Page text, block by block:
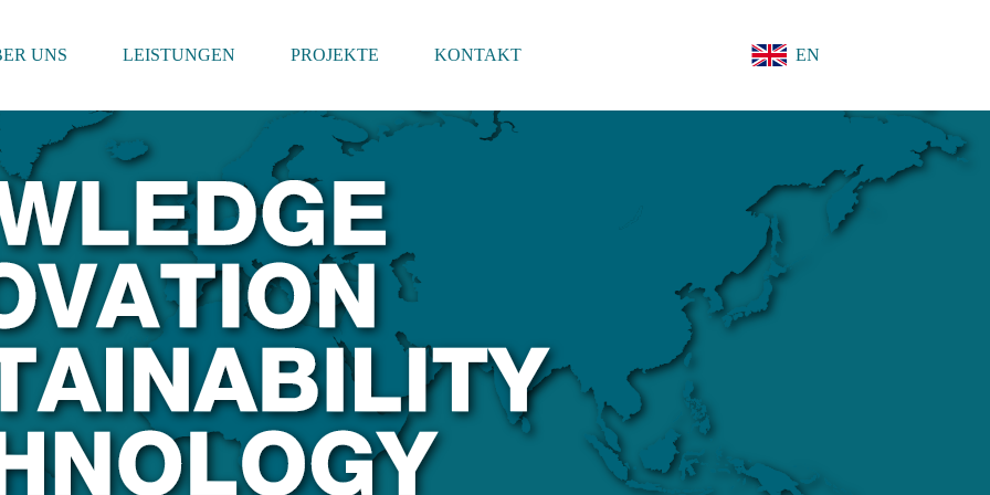
UNS LEISTUNGEN PROJEKTE KONTAKT EN